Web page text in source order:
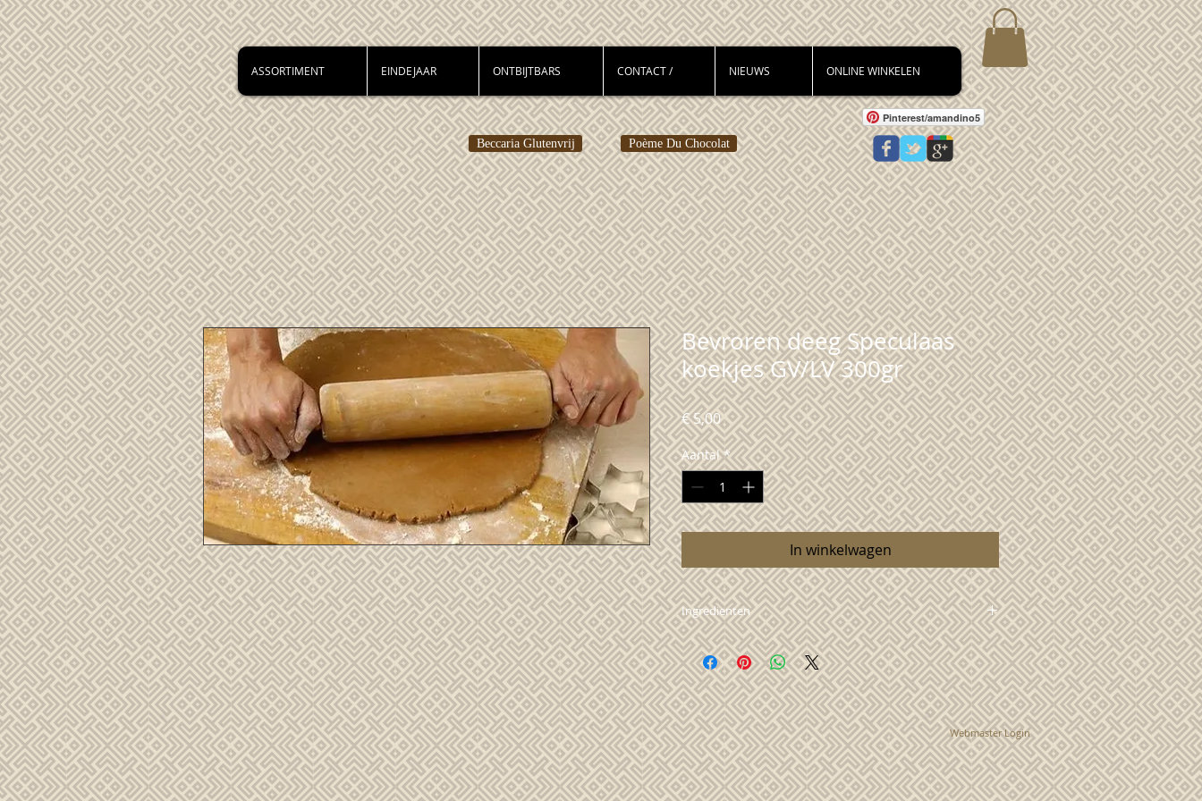
ASSORTIMENT EINDEJAAR ONTBIJTBARS CONTACT / NIEUWS ONLINE WINKELEN
Pinterest/amandino5
Beccaria Glutenvrij
Poème Du Chocolat
Bevroren deeg Speculaas
koekjes GV/LV 300gr
€ 5,00Prijs
Aantal *
In winkelwagen
Ingredienten
lactosevrije boter, aardappelzetmeel, bruine kandij,
rijstebloem, maisbloem, eieren, tapioca, zout,
bicarbonaat, speculaaskruiden, kaneel
Webmaster Login